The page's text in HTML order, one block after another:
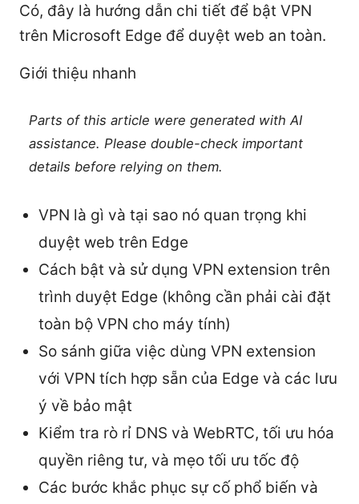
Có, đây là hướng dẫn chi tiết để bật VPN
trên Microsoft Edge để duyệt web an toàn.
Giới thiệu nhanh
Parts of this article were generated with AI
assistance. Please double-check important
details before relying on them.
VPN là gì và tại sao nó quan trọng khi
duyệt web trên Edge
Cách bật và sử dụng VPN extension trên
trình duyệt Edge (không cần phải cài đặt
toàn bộ VPN cho máy tính)
So sánh giữa việc dùng VPN extension
với VPN tích hợp sẵn của Edge và các lưu
ý về bảo mật
Kiểm tra rò rỉ DNS và WebRTC, tối ưu hóa
quyền riêng tư, và mẹo tối ưu tốc độ
Các bước khắc phục sự cố phổ biến và